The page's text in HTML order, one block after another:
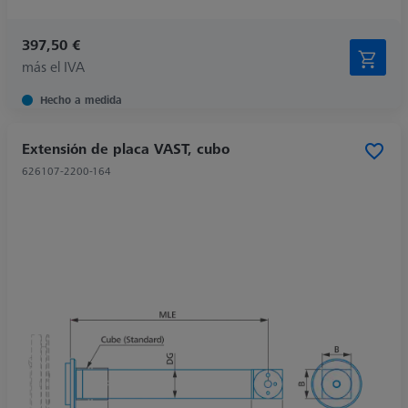
397,50 €
más el IVA
Hecho a medida
Extensión de placa VAST, cubo
626107-2200-164